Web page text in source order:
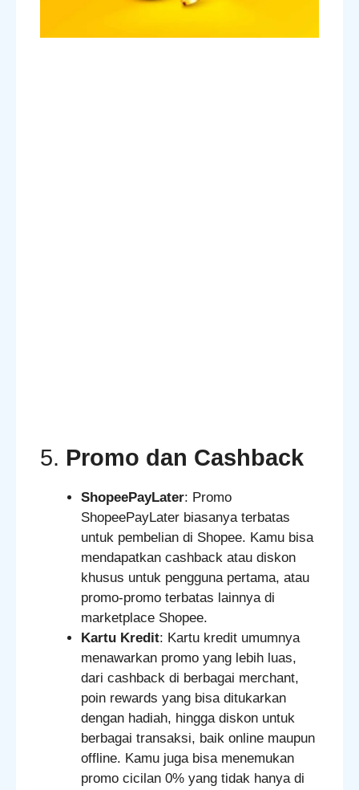
5. Promo dan Cashback
ShopeePayLater: Promo
ShopeePayLater biasanya terbatas
untuk pembelian di Shopee. Kamu bisa
mendapatkan cashback atau diskon
khusus untuk pengguna pertama, atau
promo-promo terbatas lainnya di
marketplace Shopee.
Kartu Kredit: Kartu kredit umumnya
menawarkan promo yang lebih luas,
dari cashback di berbagai merchant,
poin rewards yang bisa ditukarkan
dengan hadiah, hingga diskon untuk
berbagai transaksi, baik online maupun
offline. Kamu juga bisa menemukan
promo cicilan 0% yang tidak hanya di